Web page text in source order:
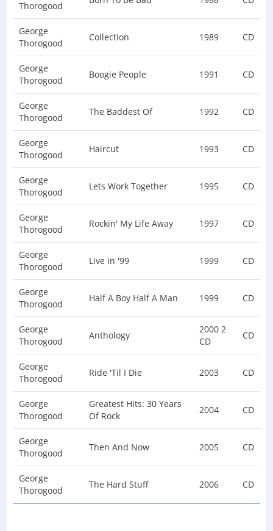
Thorogood
George
Thorogood
Collection 1989 CD
George
Thorogood
Boogie People 1991 CD
George
Thorogood
The Baddest Of 1992 CD
George
Thorogood
Haircut 1993 CD
George
Thorogood
Lets Work Together 1995 CD
George
Thorogood
Rockin' My Life Away 1997 CD
George
Thorogood
Live in '99 1999 CD
George
Thorogood
Half A Boy Half A Man 1999 CD
George
Thorogood
Anthology
2000 2
CD
CD
George
Thorogood
Ride 'Til I Die 2003 CD
George
Thorogood
Greatest Hits: 30 Years
Of Rock
2004 CD
George
Thorogood
Then And Now 2005 CD
George
Thorogood
The Hard Stuff 2006 CD